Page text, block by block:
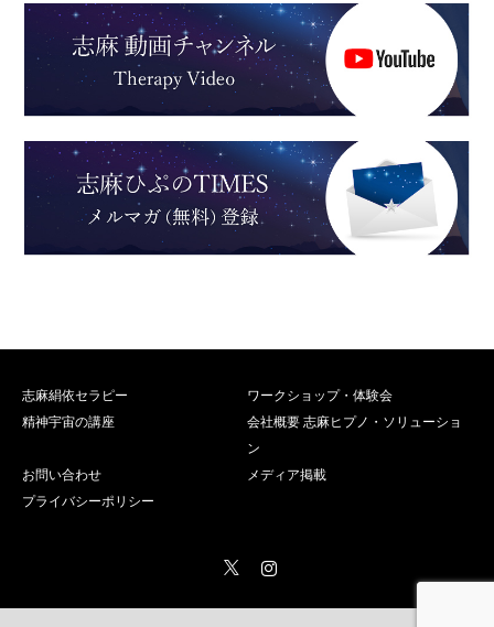
志麻絹依セラピー
ワークショップ・体験会
精神宇宙の講座
会社概要 志麻ヒプノ・ソリューショ
ン
お問い合わせ
メディア掲載
プライバシーポリシー